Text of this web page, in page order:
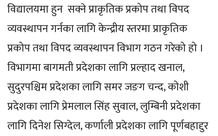
विद्यालयमा हुन सक्ने प्राकृतिक प्रकोप तथा विपद
व्यवस्थापन गर्नका लागि केन्द्रीय स्तरमा प्राकृतिक
प्रकोप तथा विपद व्यवस्थापन विभाग गठन गरेको हो ।
विभागमा बागमती प्रदेशका लागि प्रल्हाद खनाल,
सुदुरपश्चिम प्रदेशका लागि समर जङग चन्द, कोशी
प्रदेशका लागि प्रेमलाल सिंह सुवाल, लुम्बिनी प्रदेशका
लागि दिनेश सिग्देल, कर्णाली प्रदेशका लागि पूर्णबहादृुर